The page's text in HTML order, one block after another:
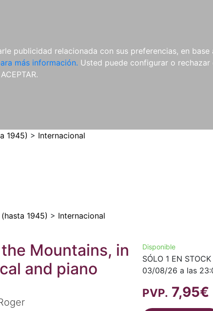
publicidad relacionada con sus preferencias, en
más información. Usted puede configurar o
CDS Y
DVDS
MATERIAL
COMPLEMENTARIO
NOVEDADES
1945) > Internacional
1945) > Internacional
Mountains, in
and piano
Disponible
SÓLO 1 EN
03/08/26 a las
PVP. 7,95€